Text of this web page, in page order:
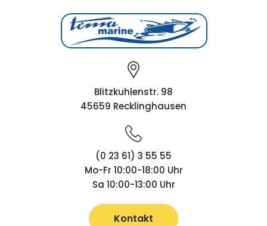
Blitzkuhlenstr. 98
45659 Recklinghausen
(0 23 61) 3 55 55
Mo-Fr 10:00-18:00 Uhr
Sa 10:00-13:00 Uhr
Kontakt